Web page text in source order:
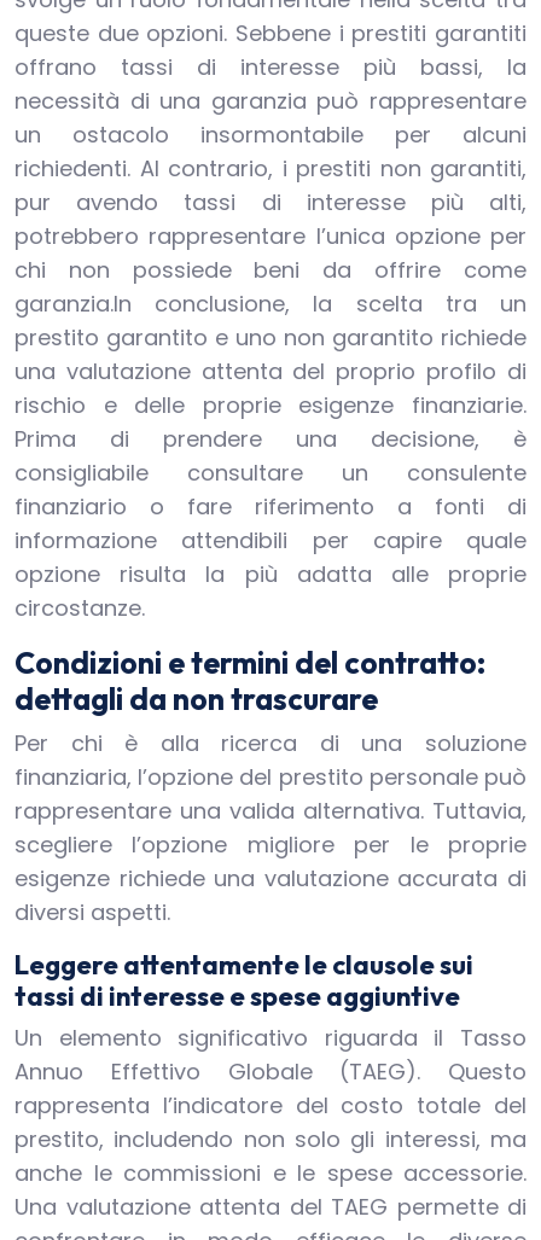
queste due opzioni. Sebbene i prestiti garantiti
offrano tassi di interesse più bassi, la
necessità di una garanzia può rappresentare
un ostacolo insormontabile per alcuni
richiedenti. Al contrario, i prestiti non garantiti,
pur avendo tassi di interesse più alti,
potrebbero rappresentare l’unica opzione per
chi non possiede beni da offrire come
garanzia.In conclusione, la scelta tra un
prestito garantito e uno non garantito richiede
una valutazione attenta del proprio profilo di
rischio e delle proprie esigenze finanziarie.
Prima di prendere una decisione, è
consigliabile consultare un consulente
finanziario o fare riferimento a fonti di
informazione attendibili per capire quale
opzione risulta la più adatta alle proprie
circostanze.
Condizioni e termini del contratto:
dettagli da non trascurare
Per chi è alla ricerca di una soluzione
finanziaria, l’opzione del prestito personale può
rappresentare una valida alternativa. Tuttavia,
scegliere l’opzione migliore per le proprie
esigenze richiede una valutazione accurata di
diversi aspetti.
Leggere attentamente le clausole sui
tassi di interesse e spese aggiuntive
Un elemento significativo riguarda il Tasso
Annuo Effettivo Globale (TAEG). Questo
rappresenta l’indicatore del costo totale del
prestito, includendo non solo gli interessi, ma
anche le commissioni e le spese accessorie.
Una valutazione attenta del TAEG permette di